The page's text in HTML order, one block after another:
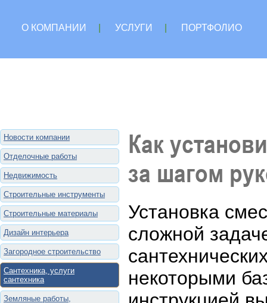
О КОМПАНИИ УСЛУГИ
ПОРТФОЛИО
Новости компании
Отделочные работы
Недвижимость
Строительные инструменты
Строительные материалы
Дизайн интерьера
Загородное строительство
Сантехника, услуги
сантехника
Земляные работы,
Как
за шагом
Установка
сложной
некоторыми